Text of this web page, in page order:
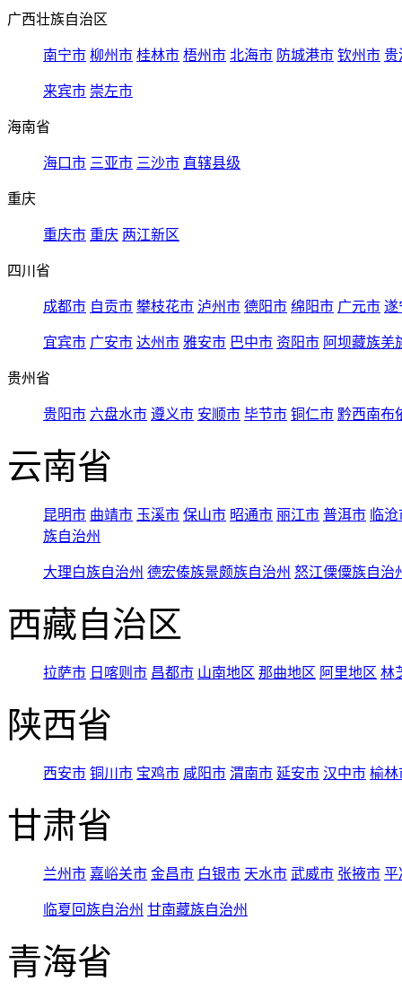
广西壮族自治区
南宁市 柳州市 桂林市 梧州市 北海市 防城港市 钦州市 贵
来宾市 崇左市
海南省
海口市 三亚市 三沙市 直辖县级
重庆
重庆市 重庆 两江新区
四川省
成都市 自贡市 攀枝花市 泸州市 德阳市 绵阳市 广元市 遂
宜宾市 广安市 达州市 雅安市 巴中市 资阳市 阿坝藏族羌
贵州省
贵阳市 六盘水市 遵义市 安顺市 毕节市 铜仁市 黔西南布
云南省
昆明市 曲靖市 玉溪市 保山市 昭通市 丽江市 普洱市 临
族自治州
大理白族自治州 德宏傣族景颇族自治州 怒江傈僳族自治
西藏自治区
拉萨市 日喀则市 昌都市 山南地区 那曲地区 阿里地区 林
陕西省
西安市 铜川市 宝鸡市 咸阳市 渭南市 延安市 汉中市 榆林
甘肃省
兰州市 嘉峪关市 金昌市 白银市 天水市 武威市 张掖市 平
临夏回族自治州 甘南藏族自治州
青海省